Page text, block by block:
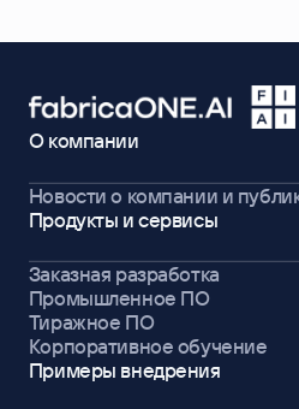
О компании
Новости о компании и
Продукты и сервисы
Заказная разработка
Промышленное ПО
Тиражное ПО
Корпоративное обучение
Примеры внедрения